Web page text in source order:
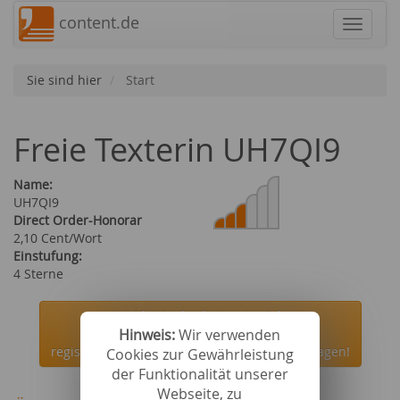
Hinweis:Wir verwenden
Cookies zur Gewährleistung
der Funktionalität unserer
Webseite, zu
content.de
Sie sind hier Start
Freie Texterin UH7QI9
Name:
UH7QI9
Direct Order-Honorar
2,10 Cent/Wort
Einstufung:
4 Sterne
Jetzt kostenlos bei content.de
registrieren und die Autorin UH7QI9 beauftragen!